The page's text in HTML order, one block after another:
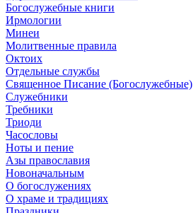
Богослужебные книги
Ирмологии
Минеи
Молитвенные правила
Октоих
Отдельные службы
Священное Писание (Богослужебные)
Служебники
Требники
Триоди
Часословы
Ноты и пение
Азы православия
Новоначальным
О богослужениях
О храме и традициях